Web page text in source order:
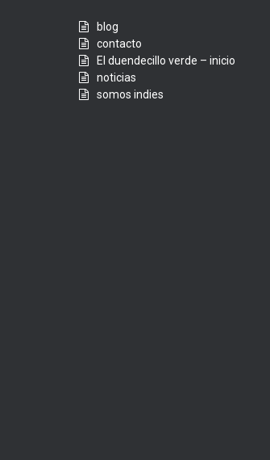
blog
contacto
El duendecillo verde – inicio
noticias
somos indies